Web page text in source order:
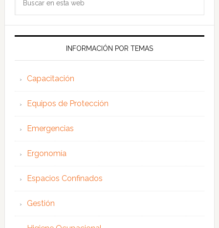
web
INFORMACIÓN POR TEMAS
Capacitación
Equipos de Protección
Emergencias
Ergonomía
Espacios Confinados
Gestión